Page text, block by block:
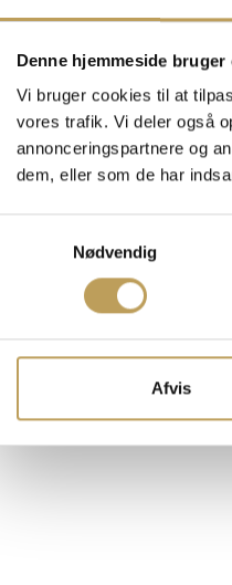
Denne hjemmeside bruger
Vi bruger cookies til at
vores trafik. Vi deler også
annonceringspartnere og
dem, eller som de har
Nødvendig
Afvis
15
18